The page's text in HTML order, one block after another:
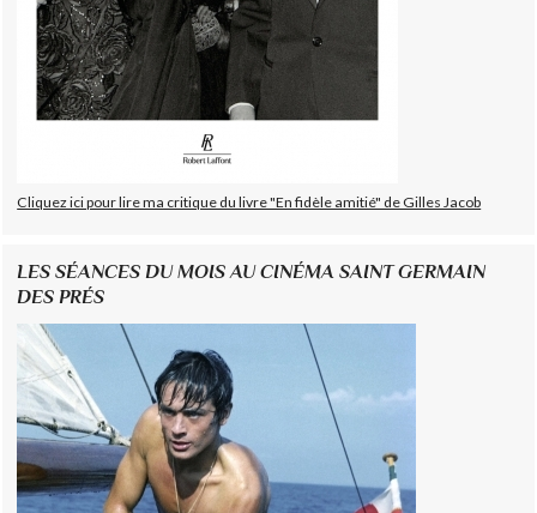
Cliquez ici pour lire ma critique du livre "En fidèle amitié" de Gilles Jacob
LES SÉANCES DU MOIS AU CINÉMA SAINT GERMAIN
DES PRÉS